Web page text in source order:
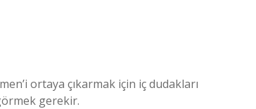
ortaya çıkarmak için iç dudakları
gerekir.